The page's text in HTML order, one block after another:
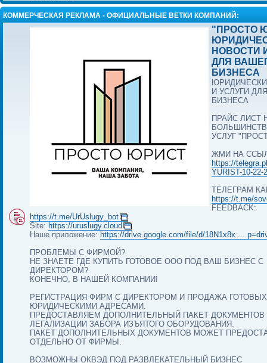
КОММЕРЧЕСКАЯ РЕКЛАМА - ОФИЦИАЛЬНЫЕ ВЕТКИ КОМПАНИЙ:
"ПРОСТО
НОВОСТИ
ДЛЯ
БИЗНЕСА
И УСЛУГИ
БИЗНЕСА
ПРАЙС ЛИСТ
УСЛУГ
ЖМИ НА
https://
YURIST-10-22-2
ТЕЛЕГРАМ
https://t.me/
FEEDBACK:
https://t.me/UrUslugy_bot
Site: https://uruslugy.cloud
Наше приложение: https://drive.google.com/file/d/18N1x8x ...
ПРОБЛЕМЫ С ФИРМОЙ?
НЕ ЗНАЕТЕ ГДЕ КУПИТЬ ГОТОВОЕ ООО ПОД ВАШ БИЗНЕС С
ДИРЕКТОРОМ?
КОНЕЧНО, В НАШЕЙ КОМПАНИИ!
РЕГИСТРАЦИЯ ФИРМ С ДИРЕКТОРОМ И ПРОДАЖА
ЮРИДИЧЕСКИМИ АДРЕСАМИ.
ПРЕДОСТАВЛЯЕМ ДОПОЛНИТЕЛЬНЫЙ ПАКЕТ ДОКУМЕНТОВ
ЛЕГАЛИЗАЦИИ ЗАБОРА ИЗЪЯТОГО ОБОРУДОВАНИЯ.
ПАКЕТ ДОПОЛНИТЕЛЬНЫХ ДОКУМЕНТОВ МОЖЕТ
ОТДЕЛЬНО ОТ ФИРМЫ.
ВОЗМОЖНЫ ОКВЭД ПОД РАЗВЛЕКАТЕЛЬНЫЙ БИЗНЕС